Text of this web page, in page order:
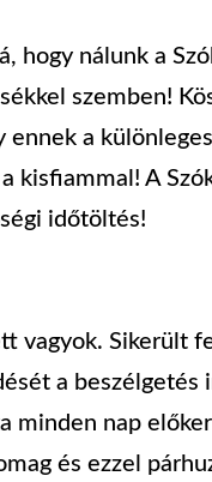
hogy nálunk a
szemben!
ennek a
kisfiammal! A
időtöltés!
vagyok. Sikerült
a beszélgetés
minden nap
és ezzel